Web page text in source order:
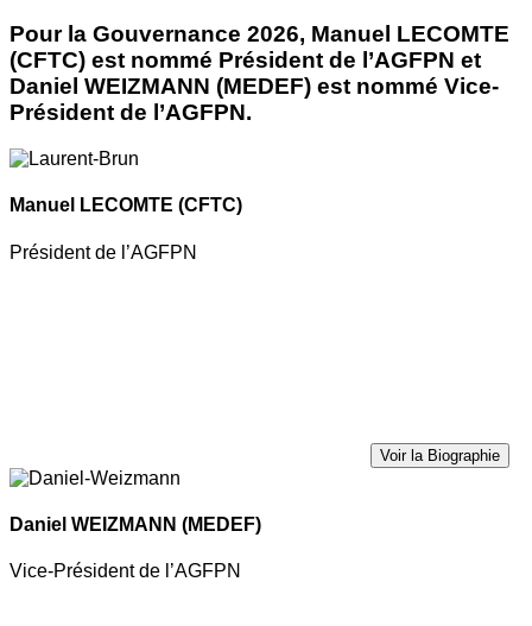
Pour la Gouvernance 2026, Manuel LECOMTE
(CFTC) est nommé Président de l’AGFPN et
Daniel WEIZMANN (MEDEF) est nommé Vice-
Président de l’AGFPN.
Manuel LECOMTE (CFTC)
Président de l’AGFPN
Voir la Biographie
Daniel WEIZMANN (MEDEF)
Vice-Président de l’AGFPN